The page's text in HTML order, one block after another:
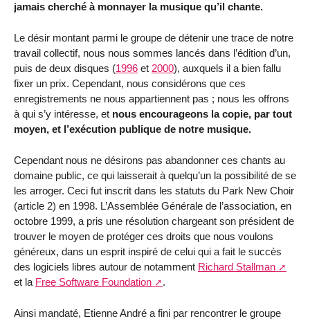
jamais cherché à monnayer la musique qu’il chante.
Le désir montant parmi le groupe de détenir une trace de notre
travail collectif, nous nous sommes lancés dans l’édition d’un,
puis de deux disques (1996 et 2000), auxquels il a bien fallu
fixer un prix. Cependant, nous considérons que ces
enregistrements ne nous appartiennent pas ; nous les offrons
à qui s’y intéresse, et nous encourageons la copie, par tout
moyen, et l’exécution publique de notre musique.
Cependant nous ne désirons pas abandonner ces chants au
domaine public, ce qui laisserait à quelqu’un la possibilité de se
les arroger. Ceci fut inscrit dans les statuts du Park New Choir
(article 2) en 1998. L’Assemblée Générale de l’association, en
octobre 1999, a pris une résolution chargeant son président de
trouver le moyen de protéger ces droits que nous voulons
généreux, dans un esprit inspiré de celui qui a fait le succès
des logiciels libres autour de notamment Richard Stallman
et la Free Software Foundation .
Ainsi mandaté, Etienne André a fini par rencontrer le groupe